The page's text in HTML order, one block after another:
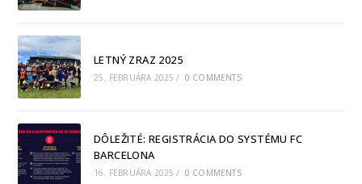
LETNÝ ZRAZ 2025
25. FEBRUÁRA 2025 / 0 COMMENTS
DÔLEŽITÉ: REGISTRÁCIA DO SYSTÉMU FC
BARCELONA
16. FEBRUÁRA 2025 / 0 COMMENTS